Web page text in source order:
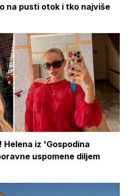
na pusti otok i tko najviše
iz 'Gospodina
uspomene diljem